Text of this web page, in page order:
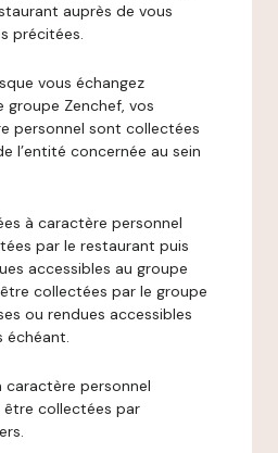
auprès de vous
précitées.
vous échangez
Zenchef, vos
personnel sont collectées
l’entité concernée au sein
à caractère personnel
par le restaurant puis
accessibles au groupe
collectées par le groupe
ou rendues accessibles
échéant.
caractère personnel
collectées par